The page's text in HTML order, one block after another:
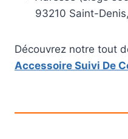
93210 Saint-
Découvrez notre tout
Accessoire Suivi De